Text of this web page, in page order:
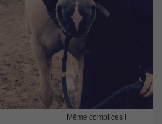
Même complices !